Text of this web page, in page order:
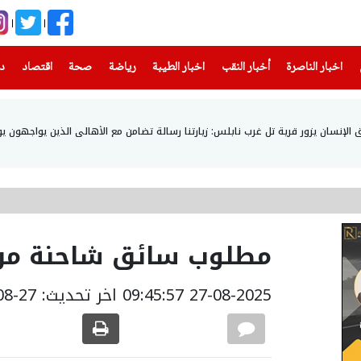
اخبار الناصرة
(current) أخبار النقب اخبار الطيبة(current) رياضة
(current) صحة(current) اقتصاد
يزور قرية تل غرب نابلس: زيارتنا رسالة تضامن مع الأهالي الذين يواجهون
مطلوب سائق شاحنة
27-08-2025 09:45:57 اخر تحديث: 27-08-2025 13:17:00